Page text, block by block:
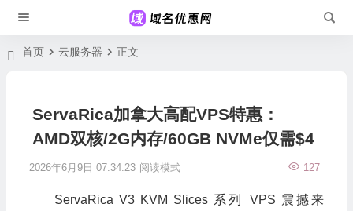
首页 云服务器 正文
ServaRica加拿大高配VPS特惠：
AMD双核/2G内存/60GB NVMe仅需$4
2026年6月9日 07:34:23 127
阅读模式
ServaRica V3 KVM Slices 系列 VPS 震撼来